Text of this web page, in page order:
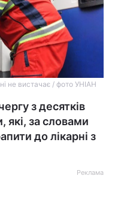
не вистачає / фото УНІАН
з десятків
за словами
до лікарні з
Реклама